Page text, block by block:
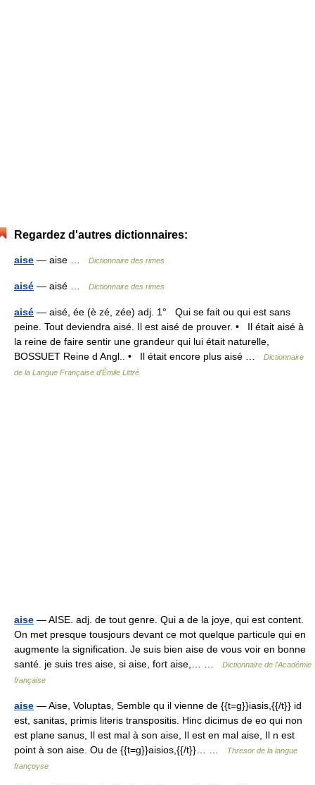
Regardez d'autres dictionnaires:
aise — aise … Dictionnaire des rimes
aisé — aisé … Dictionnaire des rimes
aisé — aisé, ée (è zé, zée) adj. 1° Qui se fait ou qui est sans
peine. Tout deviendra aisé. Il est aisé de prouver. • Il était aisé à
la reine de faire sentir une grandeur qui lui était naturelle,
BOSSUET Reine d Angl.. • Il était encore plus aisé …
Dictionnaire
de la Langue Française d'Émile Littré
aise — AISE. adj. de tout genre. Qui a de la joye, qui est content.
On met presque tousjours devant ce mot quelque particule qui en
augmente la signification. Je suis bien aise de vous voir en bonne
santé. je suis tres aise, si aise, fort aise,… …
Dictionnaire de l'Académie
française
aise — Aise, Voluptas, Semble qu il vienne de {{t=g}}iasis,{{/t}} id
est, sanitas, primis literis transpositis. Hinc dicimus de eo qui non
est plane sanus, Il est mal à son aise, Il est en mal aise, Il n est
point à son aise. Ou de {{t=g}}aisios,{{/t}}… …
Thresor de la langue
françoyse